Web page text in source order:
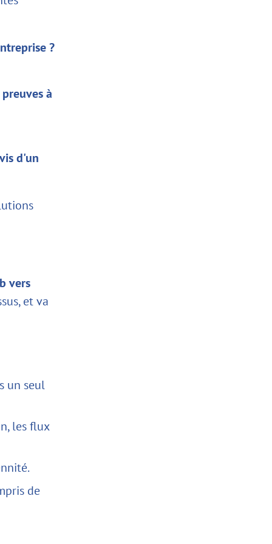
?
à
d'un
vers
et va
un seul
les flux
de